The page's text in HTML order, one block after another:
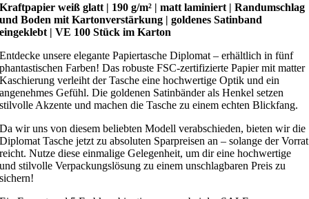
Kraftpapier weiß glatt | 190 g/m² | matt laminiert | Randumschlag
und Boden mit Kartonverstärkung | goldenes Satinband
eingeklebt | VE 100 Stück im Karton
Entdecke unsere elegante Papiertasche Diplomat – erhältlich in fünf
phantastischen Farben! Das robuste FSC-zertifizierte Papier mit matter
Kaschierung verleiht der Tasche eine hochwertige Optik und ein
angenehmes Gefühl. Die goldenen Satinbänder als Henkel setzen
stilvolle Akzente und machen die Tasche zu einem echten Blickfang.
Da wir uns von diesem beliebten Modell verabschieden, bieten wir die
Diplomat Tasche jetzt zu absoluten Sparpreisen an – solange der Vorrat
reicht. Nutze diese einmalige Gelegenheit, um dir eine hochwertige
und stilvolle Verpackungslösung zu einem unschlagbaren Preis zu
sichern!